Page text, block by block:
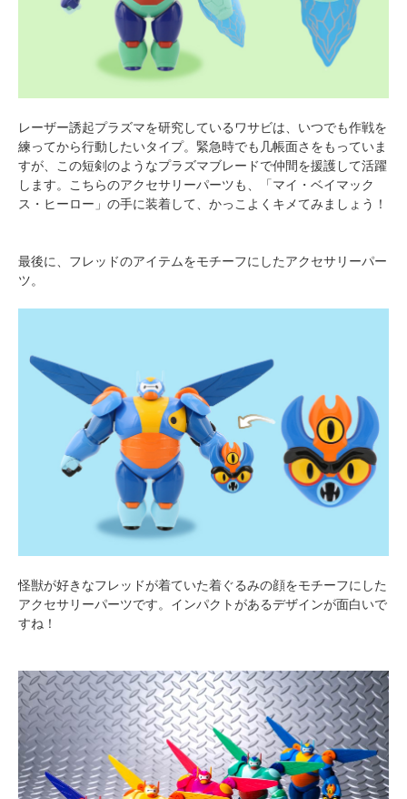
レーザー誘起プラズマを研究しているワサビは、いつでも作戦を
練ってから行動したいタイプ。緊急時でも几帳面さをもっていま
すが、この短剣のようなプラズマブレードで仲間を援護して活躍
します。こちらのアクセサリーパーツも、「マイ・ベイマック
ス・ヒーロー」の手に装着して、かっこよくキメてみましょう！
最後に、フレッドのアイテムをモチーフにしたアクセサリーパー
ツ。
怪獣が好きなフレッドが着ていた着ぐるみの顔をモチーフにした
アクセサリーパーツです。インパクトがあるデザインが面白いで
すね！